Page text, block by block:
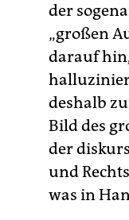
der
„großen
darauf
deshalb
Bild des
der
und
was in